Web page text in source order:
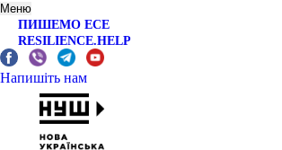
Меню
ПИШЕМО ЕСЕ
RESILIENCE.HELP
Напишіть нам